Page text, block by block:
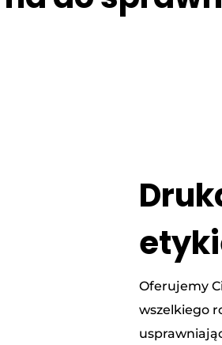
Oferujemy
wszelkiego